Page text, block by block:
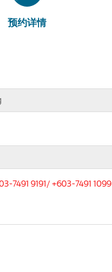
预约详情
7491 9191/ +603-7491 1099